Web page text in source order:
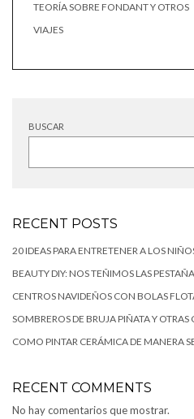
TEORÍA SOBRE FONDANT Y OTROS
VIAJES
BUSCAR
RECENT POSTS
20 IDEAS PARA ENTRETENER A LOS
BEAUTY DIY: NOS TEÑIMOS LAS
CENTROS NAVIDEÑOS CON BOLAS
SOMBREROS DE BRUJA PIÑATA Y
COMO PINTAR CERÁMICA DE MANERA
RECENT COMMENTS
No hay comentarios que mostrar.